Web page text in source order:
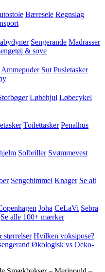
Bæresele Regnslag
Sengerande Madrasser
& sove
Ammepuder Sut Pusletasker
Løbehjul Løbecykel
Toilettasker Penalhus
Solbriller Svømmevest
Sengehimmel Knager Se alt
Joha CeLaVi Sebra
Se alle 100+ mærker
størrelser Hvilken voksipose?
Økologisk vs Oeko-